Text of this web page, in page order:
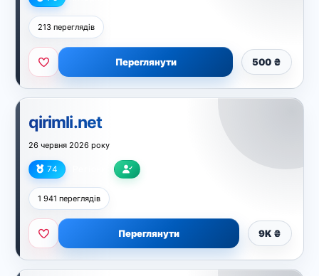
213 переглядів
500 ₴
Переглянути
qirimli.net
26 червня 2026 року
74
1 941 переглядів
9K ₴
Переглянути